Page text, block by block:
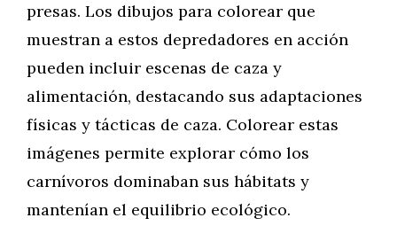
presas. Los dibujos para colorear que
muestran a estos depredadores en acción
pueden incluir escenas de caza y
alimentación, destacando sus adaptaciones
físicas y tácticas de caza. Colorear estas
imágenes permite explorar cómo los
carnívoros dominaban sus hábitats y
mantenían el equilibrio ecológico.